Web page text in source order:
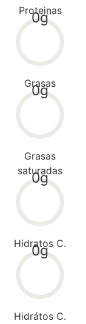
Proteinas
0g
Grasas
0g
Grasas
saturadas
0g
Hidratos C.
0g
Hidrátos C.